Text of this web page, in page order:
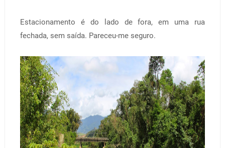
Estacionamento é do lado de fora, em uma rua
fechada, sem saída. Pareceu-me seguro.